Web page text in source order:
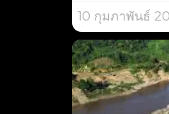
10 กุมภาพันธ์